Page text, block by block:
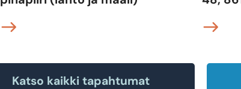
Katso kaikki tapahtumat